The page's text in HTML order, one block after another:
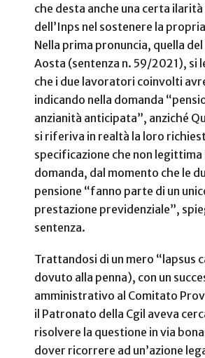
che desta anche una certa
dell’Inps nel sostenere la
Nella prima pronuncia, quella
Aosta (sentenza n. 59/2021), si
che i due lavoratori coinvolti
indicando nella domanda
anzianità anticipata”, anziché
si riferiva in realtà la loro
specificazione che non
domanda, dal momento che le
pensione “fanno parte di un
prestazione previdenziale”,
sentenza.
Trattandosi di un mero “lapsus
dovuto alla penna), con un
amministrativo al Comitato
il Patronato della Cgil aveva
risolvere la questione in via
dover ricorrere ad un’azione